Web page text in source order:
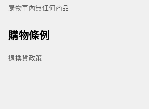
購物車內無任何商品
購物條例
退換貨政策